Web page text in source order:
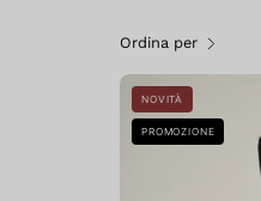
Ordina per
NOVITÀ
PROMOZIONE